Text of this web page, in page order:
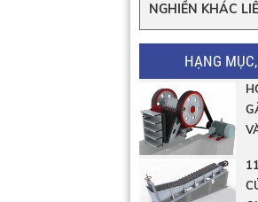
NGHIỀN KHÁC
HẠNG